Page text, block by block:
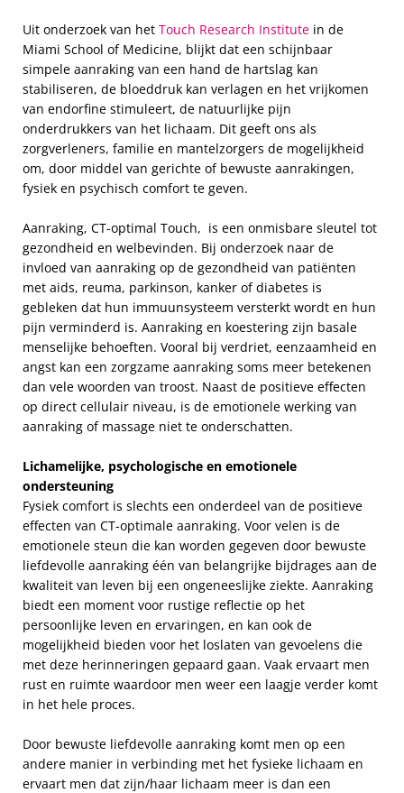
Uit onderzoek van het Touch Research Institute in de
Miami School of Medicine, blijkt dat een schijnbaar
simpele aanraking van een hand de hartslag kan
stabiliseren, de bloeddruk kan verlagen en het vrijkomen
van endorfine stimuleert, de natuurlijke pijn
onderdrukkers van het lichaam. Dit geeft ons als
zorgverleners, familie en mantelzorgers de mogelijkheid
om, door middel van gerichte of bewuste aanrakingen,
fysiek en psychisch comfort te geven.
Aanraking, CT-optimal Touch, is een onmisbare sleutel tot
gezondheid en welbevinden. Bij onderzoek naar de
invloed van aanraking op de gezondheid van patiënten
met aids, reuma, parkinson, kanker of diabetes is
gebleken dat hun immuunsysteem versterkt wordt en hun
pijn verminderd is. Aanraking en koestering zijn basale
menselijke behoeften. Vooral bij verdriet, eenzaamheid en
angst kan een zorgzame aanraking soms meer betekenen
dan vele woorden van troost. Naast de positieve effecten
op direct cellulair niveau, is de emotionele werking van
aanraking of massage niet te onderschatten.
Lichamelijke, psychologische en emotionele
ondersteuning
Fysiek comfort is slechts een onderdeel van de positieve
effecten van CT-optimale aanraking. Voor velen is de
emotionele steun die kan worden gegeven door bewuste
liefdevolle aanraking één van belangrijke bijdrages aan de
kwaliteit van leven bij een ongeneeslijke ziekte. Aanraking
biedt een moment voor rustige reflectie op het
persoonlijke leven en ervaringen, en kan ook de
mogelijkheid bieden voor het loslaten van gevoelens die
met deze herinneringen gepaard gaan. Vaak ervaart men
rust en ruimte waardoor men weer een laagje verder komt
in het hele proces.
Door bewuste liefdevolle aanraking komt men op een
andere manier in verbinding met het fysieke lichaam en
ervaart men dat zijn/haar lichaam meer is dan een